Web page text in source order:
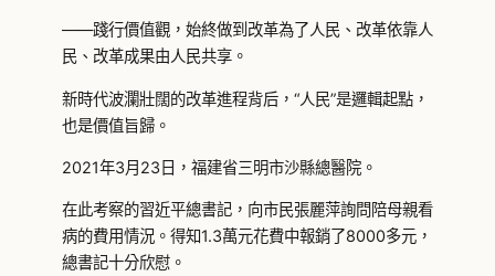
——踐行價值觀，始終做到改革為了人民、改革依靠人
民、改革成果由人民共享。
新時代波瀾壯闊的改革進程背后，“人民”是邏輯起點，
也是價值旨歸。
2021年3月23日，福建省三明市沙縣總醫院。
在此考察的習近平總書記，向市民張麗萍詢問陪母親看
病的費用情況。得知1.3萬元花費中報銷了8000多元，
總書記十分欣慰。